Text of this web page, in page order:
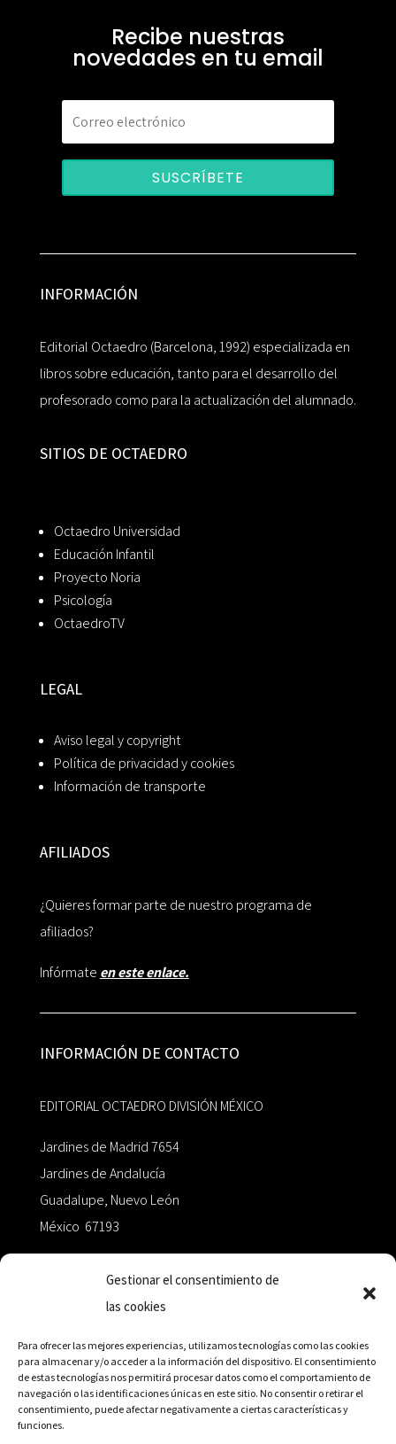
Gestionar el consentimiento de
las cookies
Para ofrecer las mejores experiencias, utilizamos tecnologías como las cookies
para almacenar y/o acceder a la información del dispositivo. El consentimiento
de estas tecnologías nos permitirá procesar datos como el comportamiento de
navegación o las identificaciones únicas en este sitio. No consentir o retirar el
consentimiento, puede afectar negativamente a ciertas características y
funciones.
Recibe nuestras
novedades en tu email
SUSCRÍBETE
INFORMACIÓN
Editorial Octaedro (Barcelona, 1992) especializada en
libros sobre educación, tanto para el desarrollo del
profesorado como para la actualización del alumnado.
SITIOS DE OCTAEDRO
Octaedro Universidad
Educación Infantil
Proyecto Noria
Psicología
OctaedroTV
LEGAL
Aviso legal y copyright
Política de privacidad y cookies
Información de transporte
AFILIADOS
¿Quieres formar parte de nuestro programa de
afiliados?
Infórmate en este enlace.
INFORMACIÓN DE CONTACTO
EDITORIAL OCTAEDRO DIVISIÓN MÉXICO
Jardines de Madrid 7654
Jardines de Andalucía
Guadalupe, Nuevo León
México 67193
+52 811.499.5638
RED DE DISTRIBUCIÓN
Distribuidores en México y Octaedro internacional